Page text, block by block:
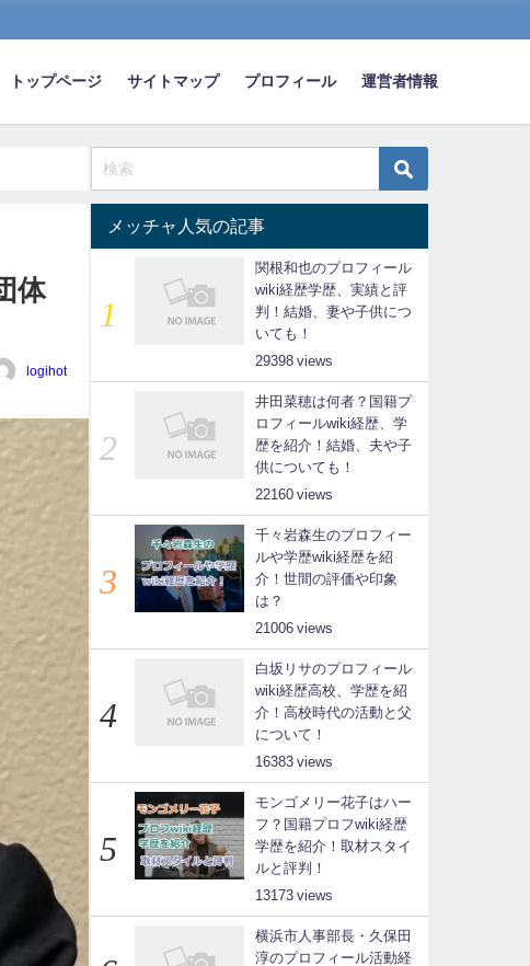
トップページ サイトマップ プロフィール 運営者情報
体
logihot
メッチャ人気の記事
関根和也のプロフィール
wiki経歴学歴、実績と評
判！結婚、妻や子供につ
いても！
29398
井田菜穂は何者？国籍プ
ロフィールwiki経歴、学
歴を紹介！結婚、夫や子
供についても！
22160
千々岩森生のプロフィー
ルや学歴wiki経歴を紹
介！世間の評価や印象
は？
21006
白坂リサのプロフィール
wiki経歴高校、学歴を紹
介！高校時代の活動と父
について！
16383
モンゴメリー花子はハー
フ？国籍プロフwiki経歴
学歴を紹介！取材スタイ
ルと評判！
13173
横浜市人事部長・久保田
淳のプロフィール活動経